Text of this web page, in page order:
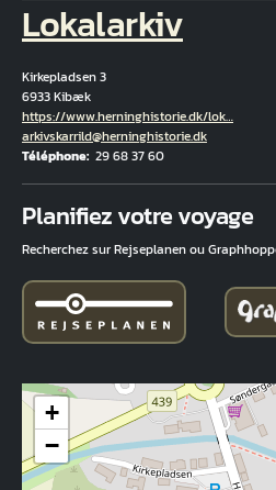
Lokalarkiv
Kirkepladsen 3
6933 Kibæk
Hjemmeside
https://www.herninghistorie.dk/lok…
Courriel
arkivskarrild@herninghistorie.dk
Téléphone 29 68 37 60
Planifiez votre voyage
Recherchez sur Rejseplanen ou
+
−